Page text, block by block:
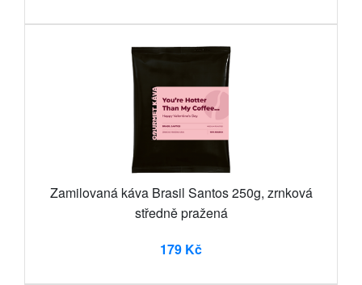
Zamilovaná káva Brasil Santos 250g, zrnková
středně pražená
179 Kč